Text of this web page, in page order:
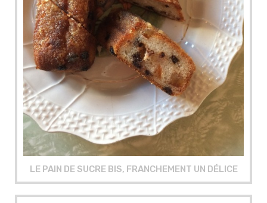
LE PAIN DE SUCRE BIS, FRANCHEMENT UN DÉLICE